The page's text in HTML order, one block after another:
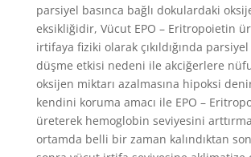
parsiyel basınca bağlı dokulardaki
eksikliğidir, Vücut EPO – Eritropoietin
irtifaya fiziki olarak çıkıldığında parsiyel
düşme etkisi nedeni ile akciğerlere
oksijen miktarı azalmasına hipoksi
kendini koruma amacı ile EPO –
üreterek hemoglobin seviyesini
ortamda belli bir zaman kalındıktan